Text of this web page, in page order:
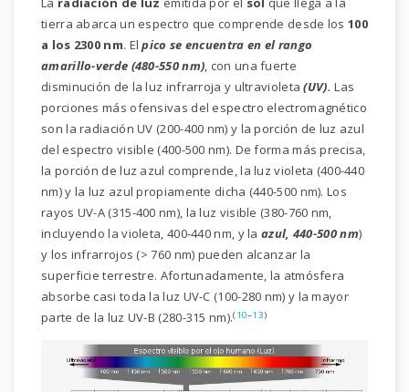
tierra abarca un espectro que comprende desde los 100
a los 2300 nm. Elpico se encuentra en el rango
amarillo-verde (480-550 nm), con una fuerte
disminución de la luz infrarroja y ultravioleta(UV). Las
porciones más ofensivas del espectro electromagnético
son la radiación UV (200-400 nm) y la porción de luz azul
del espectro visible (400-500 nm). De forma más precisa,
la porción de luz azul comprende, la luz violeta (400-440
nm) y la luz azul propiamente dicha (440-500 nm). Los
rayos UV-A (315-400 nm), la luz visible (380-760 nm,
incluyendo la violeta, 400-440 nm, y laazul, 440-500 nm)
y los infrarrojos (> 760 nm) pueden alcanzar la
superficie terrestre. Afortunadamente, la atmósfera
absorbe casi toda la luz UV-C (100-280 nm) y la mayor
parte de la luz UV-B (280-315 nm).( 10–13)